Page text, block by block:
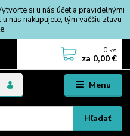
si u nás účet a pravidelnými
nás nakupujete, tým väčšiu zľavu
Menu
Hľadať
0 ks
za 0,00 €